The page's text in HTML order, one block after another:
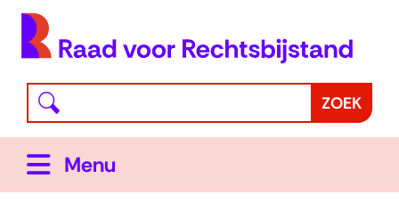
website
worden
toegestaan
Waar
bent
naar
op
ZOEK
Menu